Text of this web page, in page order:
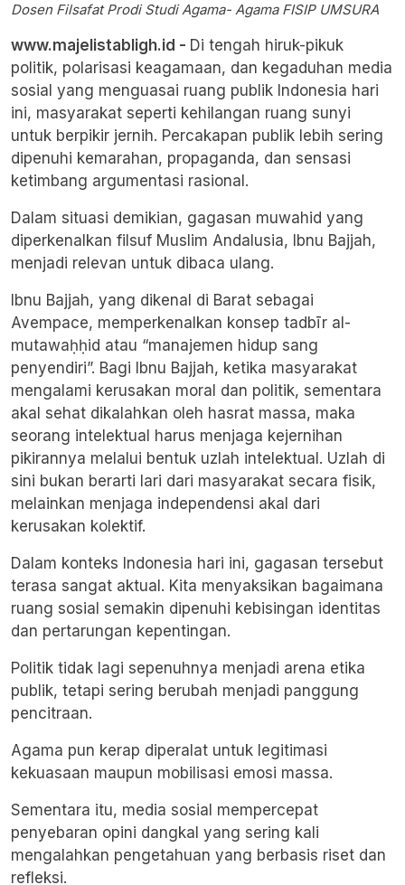
Dosen Filsafat Prodi Studi Agama- Agama FISIP UMSURA
www.majelistabligh.id - Di tengah hiruk-pikuk
politik, polarisasi keagamaan, dan kegaduhan media
sosial yang menguasai ruang publik Indonesia hari
ini, masyarakat seperti kehilangan ruang sunyi
untuk berpikir jernih. Percakapan publik lebih sering
dipenuhi kemarahan, propaganda, dan sensasi
ketimbang argumentasi rasional.
Dalam situasi demikian, gagasan muwahid yang
diperkenalkan filsuf Muslim Andalusia, Ibnu Bajjah,
menjadi relevan untuk dibaca ulang.
Ibnu Bajjah, yang dikenal di Barat sebagai
Avempace, memperkenalkan konsep tadbīr al-
mutawaḥḥid atau “manajemen hidup sang
penyendiri”. Bagi Ibnu Bajjah, ketika masyarakat
mengalami kerusakan moral dan politik, sementara
akal sehat dikalahkan oleh hasrat massa, maka
seorang intelektual harus menjaga kejernihan
pikirannya melalui bentuk uzlah intelektual. Uzlah di
sini bukan berarti lari dari masyarakat secara fisik,
melainkan menjaga independensi akal dari
kerusakan kolektif.
Dalam konteks Indonesia hari ini, gagasan tersebut
terasa sangat aktual. Kita menyaksikan bagaimana
ruang sosial semakin dipenuhi kebisingan identitas
dan pertarungan kepentingan.
Politik tidak lagi sepenuhnya menjadi arena etika
publik, tetapi sering berubah menjadi panggung
pencitraan.
Agama pun kerap diperalat untuk legitimasi
kekuasaan maupun mobilisasi emosi massa.
Sementara itu, media sosial mempercepat
penyebaran opini dangkal yang sering kali
mengalahkan pengetahuan yang berbasis riset dan
refleksi.